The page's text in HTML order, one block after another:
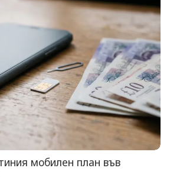
мобилен план във